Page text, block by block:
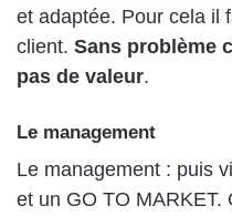
et adaptée. Pour cela il
client. Sans problème
pas de valeur.
Le management
Le management : puis
et un GO TO MARKET.